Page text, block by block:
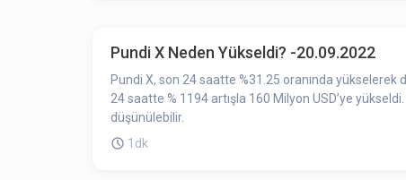
Pundi X Neden Yükseldi? -20.09.2022
Pundi X, son 24 saatte %31.25 oranında
24 saatte % 1194 artışla 160 Milyon USD’ye
düşünülebilir.
1dk